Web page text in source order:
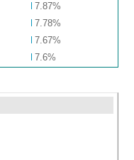
7.87%
7.78%
7.67%
7.6%